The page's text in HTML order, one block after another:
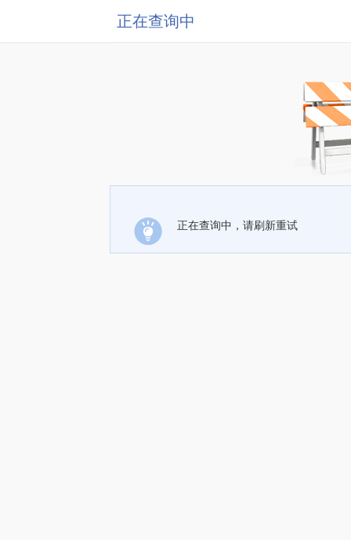
正在查询中
正在查询中，请刷新重试